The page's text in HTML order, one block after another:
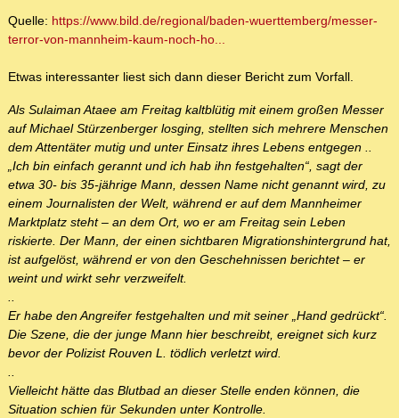
Quelle: https://www.bild.de/regional/baden-wuerttemberg/messer-
terror-von-mannheim-kaum-noch-ho...
Etwas interessanter liest sich dann dieser Bericht zum Vorfall.
Als Sulaiman Ataee am Freitag kaltblütig mit einem großen Messer
auf Michael Stürzenberger losging, stellten sich mehrere Menschen
dem Attentäter mutig und unter Einsatz ihres Lebens entgegen ..
„Ich bin einfach gerannt und ich hab ihn festgehalten“, sagt der
etwa 30- bis 35-jährige Mann, dessen Name nicht genannt wird, zu
einem Journalisten der Welt, während er auf dem Mannheimer
Marktplatz steht – an dem Ort, wo er am Freitag sein Leben
riskierte. Der Mann, der einen sichtbaren Migrationshintergrund hat,
ist aufgelöst, während er von den Geschehnissen berichtet – er
weint und wirkt sehr verzweifelt.
..
Er habe den Angreifer festgehalten und mit seiner „Hand gedrückt“.
Die Szene, die der junge Mann hier beschreibt, ereignet sich kurz
bevor der Polizist Rouven L. tödlich verletzt wird.
..
Vielleicht hätte das Blutbad an dieser Stelle enden können, die
Situation schien für Sekunden unter Kontrolle.